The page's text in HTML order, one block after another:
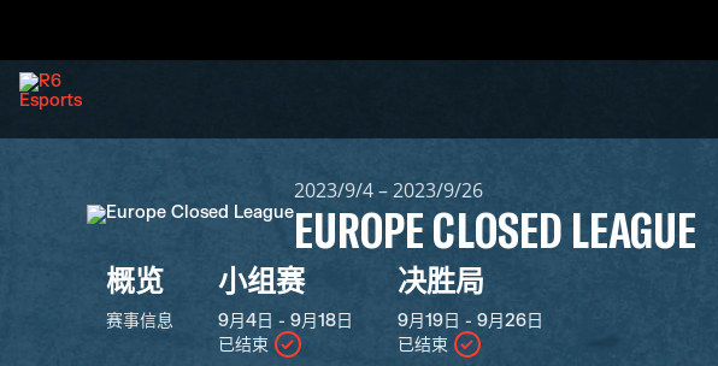
2023/9/4 – 2023/9/26
EUROPE CLOSED LEAGUE
概览
赛事信息
小组赛
9月4日 - 9月18日
已结束
决胜局
9月19日 - 9月26日
已结束